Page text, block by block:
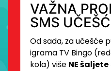
VAŽNA
SMS
Od sada, za učešće
igrama TV Bingo
kola) više NE šaljete